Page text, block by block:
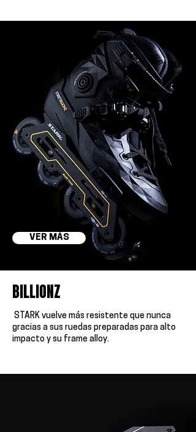
VER MÁS
BILLIONZ
STARK vuelve más resistente que nunca
gracias a sus ruedas preparadas para alto
impacto y su frame alloy.